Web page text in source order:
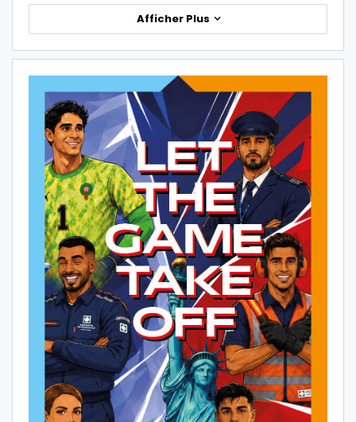
Afficher Plus